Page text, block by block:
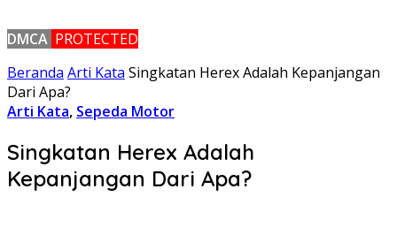
DMCA PROTECTED
Beranda Arti Kata Singkatan Herex Adalah Kepanjangan
Dari Apa?
Arti Kata, Sepeda Motor
Singkatan Herex Adalah
Kepanjangan Dari Apa?